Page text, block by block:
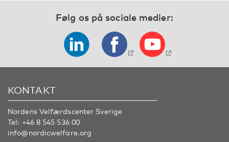
Følg os på sociale medier:
KONTAKT
Nordens Velfærdscenter Sverige
Tel: +46 8 545 536 00
info@nordicwelfare.org